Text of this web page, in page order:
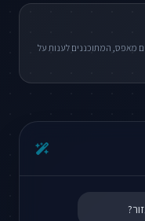
מאפס, המתוכננים לענות על